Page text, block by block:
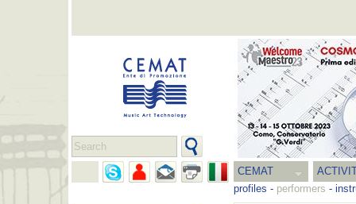
CEMAT
profiles - performers -